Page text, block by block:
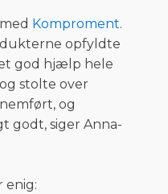
Komproment.
opfyldte
god hjælp hele
stolte over
og
godt, siger Anna-
enig: